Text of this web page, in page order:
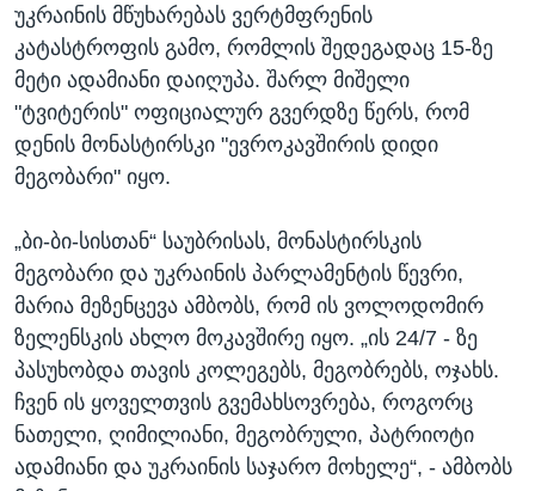
უკრაინის მწუხარებას ვერტმფრენის
კატასტროფის გამო, რომლის შედეგადაც 15-ზე
მეტი ადამიანი დაიღუპა. შარლ მიშელი
"ტვიტერის" ოფიციალურ გვერდზე წერს, რომ
დენის მონასტირსკი "ევროკავშირის დიდი
მეგობარი" იყო.
„ბი-ბი-სისთან“ საუბრისას, მონასტირსკის
მეგობარი და უკრაინის პარლამენტის წევრი,
მარია მეზენცევა ამბობს, რომ ის ვოლოდომირ
ზელენსკის ახლო მოკავშირე იყო. „ის 24/7 - ზე
პასუხობდა თავის კოლეგებს, მეგობრებს, ოჯახს.
ჩვენ ის ყოველთვის გვემახსოვრება, როგორც
ნათელი, ღიმილიანი, მეგობრული, პატრიოტი
ადამიანი და უკრაინის საჯარო მოხელე“, - ამბობს